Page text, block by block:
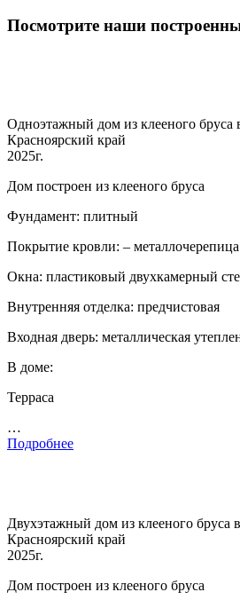
Посмотрите наши
Одноэтажный дом из клееного бруса
Красноярский край
2025г.
Дом построен из клееного бруса
Фундамент: плитный
Покрытие кровли: – металлочерепица
Окна: пластиковый двухкамерный
Внутренняя отделка: предчистовая
Входная дверь: металлическая
В доме:
Терраса
…
Подробнее
Двухэтажный дом из клееного бруса
Красноярский край
2025г.
Дом построен из клееного бруса